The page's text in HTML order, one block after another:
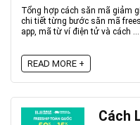
Tổng hợp cách săn mã giảm
chi tiết từng bước săn mã
app, mã từ ví điện tử và cách ...
READ MORE +
Cách